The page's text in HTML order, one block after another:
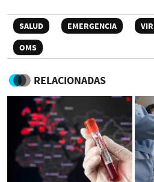
SALUD EMERGENCIA
OMS
RELACIONADAS